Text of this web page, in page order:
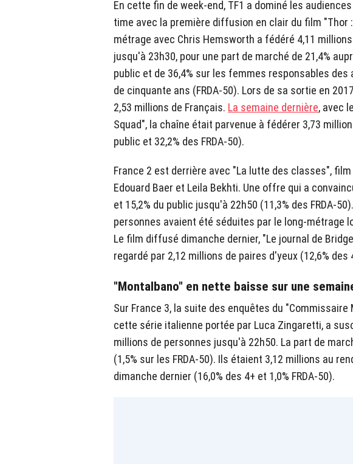
En cette fin de week-end, TF1 a dominé les
time avec la première diffusion en clair du film "Thor
métrage avec Chris Hemsworth a fédéré 4,11
jusqu'à 23h30, pour une part de marché de 21,4%
public et de 36,4% sur les femmes responsables des
de cinquante ans (FRDA-50). Lors de sa sortie en
2,53 millions de Français. La semaine dernière, avec
Squad", la chaîne était parvenue à fédérer 3,73
public et 32,2% des FRDA-50).
France 2 est derrière avec "La lutte des classes",
Edouard Baer et Leila Bekhti. Une offre qui a
et 15,2% du public jusqu'à 22h50 (11,3% des FRDA-
personnes avaient été séduites par le long-métrage
Le film diffusé dimanche dernier, "Le journal de
regardé par 2,12 millions de paires d'yeux (12,6% des
"Montalbano" en nette baisse sur une
Sur France 3, la suite des enquêtes du "Commissaire
cette série italienne portée par Luca Zingaretti, a
millions de personnes jusqu'à 22h50. La part de
(1,5% sur les FRDA-50). Ils étaient 3,12 millions au
dimanche dernier (16,0% des 4+ et 1,0% FRDA-50).